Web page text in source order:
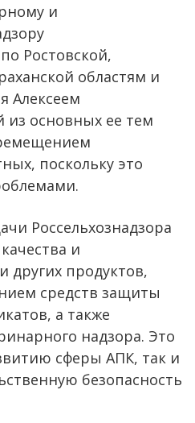
и
Ростовской,
областям и
Алексеем
основных ее тем
поскольку это
Россельхознадзора
и
других продуктов,
средств защиты
а также
надзора. Это
сферы АПК, так и
безопасность